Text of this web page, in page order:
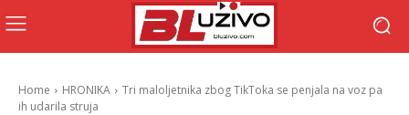
Home HRONIKA
Tri maloljetnika zbog TikToka se penjala na voz pa
ih udarila struja